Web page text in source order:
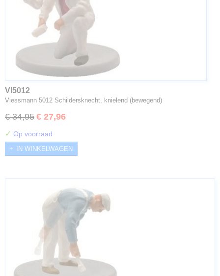
VI5012
Viessmann 5012 Schildersknecht, knielend (bewegend)
€ 34,95 € 27,96
✓ Op voorraad
IN WINKELWAGEN